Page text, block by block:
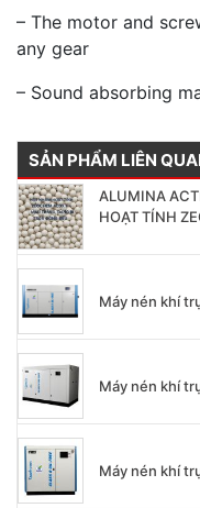
– The motor and
any gear
– Sound absorbing
SẢN PHẨM LIÊN
ALUMINA
HOẠT TÍNH
Máy nén khí
Máy nén khí
Máy nén khí